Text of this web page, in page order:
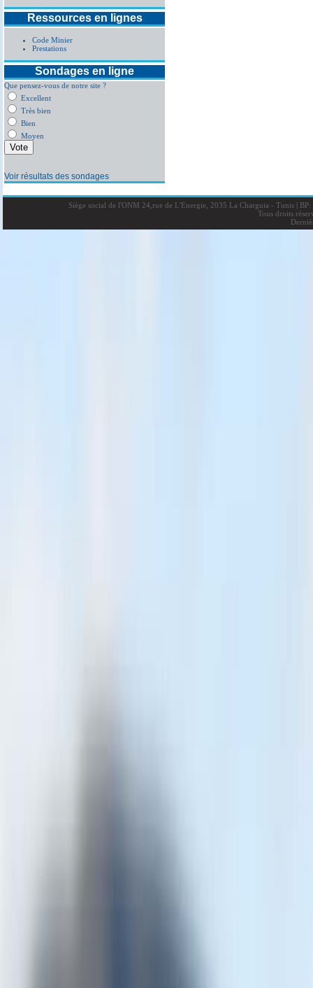
Ressources en lignes
Code Minier
Prestations
Sondages en ligne
Que pensez-vous de notre site ?
Excellent
Très bien
Bien
Moyen
Voir résultats des sondages
Siège social de l'ONM 24,rue de L'Energie, 2035 La Charguia - Tunis |BP:
Tous droits